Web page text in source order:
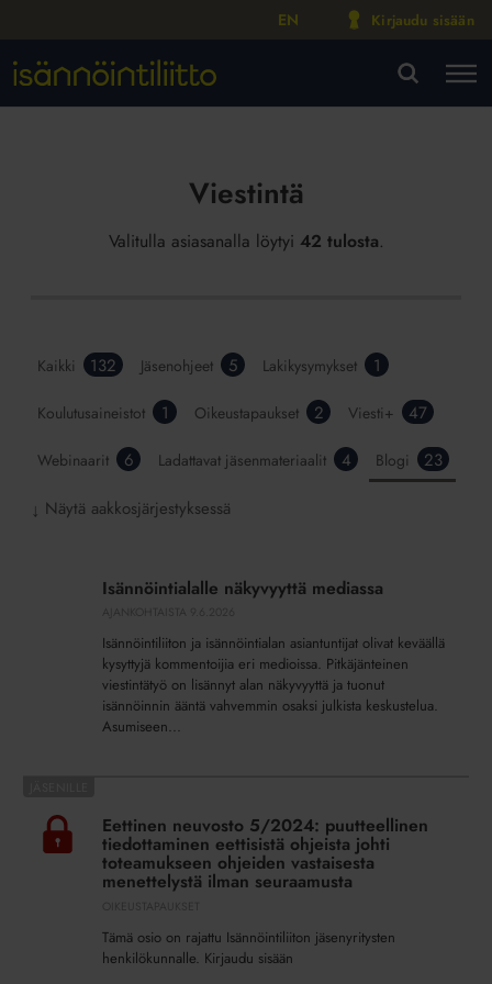
EN Kirjaudu sisään
Viestintä
Valitulla asiasanalla löytyi 42 tulosta.
Kaikki 132 Jäsenohjeet 5 Lakikysymykset 1
Koulutusaineistot 1 Oikeustapaukset 2 Viesti+ 47
Webinaarit 6 Ladattavat jäsenmateriaalit 4 Blogi 23
↓ Näytä aakkosjärjestyksessä
Isännöintialalle näkyvyyttä mediassa
Isännöintiliiton ja isännöintialan asiantuntijat olivat keväällä
kysyttyjä kommentoijia eri medioissa. Pitkäjänteinen
viestintätyö on lisännyt alan näkyvyyttä ja tuonut
isännöinnin ääntä vahvemmin osaksi julkista keskustelua.
Asumiseen...
neuvosto
5/2024:
tiedottaminen
Eettinen neuvosto 5/2024: puutteellinen
tiedottaminen eettisistä ohjeista johti
toteamukseen ohjeiden vastaisesta
menettelystä ilman seuraamusta
Tämä osio on rajattu Isännöintiliiton jäsenyritysten
henkilökunnalle. Kirjaudu sisään